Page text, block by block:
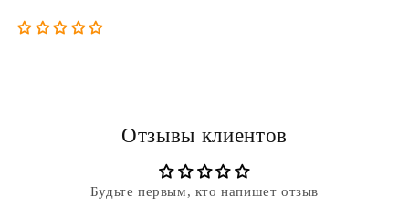
Отзывы клиентов
Будьте первым, кто напишет отзыв